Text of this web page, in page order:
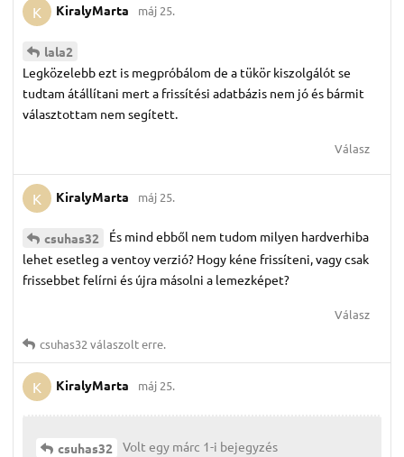
K KiralyMarta máj 25.
lala2
Legközelebb ezt is megpróbálom de a tükör kiszolgálót se
tudtam átállítani mert a frissítési adatbázis nem jó és bármit
választottam nem segített.
Válasz
K KiralyMarta máj 25.
csuhas32
És mind ebből nem tudom milyen hardverhiba
lehet esetleg a ventoy verzió? Hogy kéne frissíteni, vagy csak
frissebbet felírni és újra másolni a lemezképet?
Válasz
csuhas32 válaszolt erre.
K KiralyMarta máj 25.
csuhas32
Volt egy márc 1-i bejegyzés